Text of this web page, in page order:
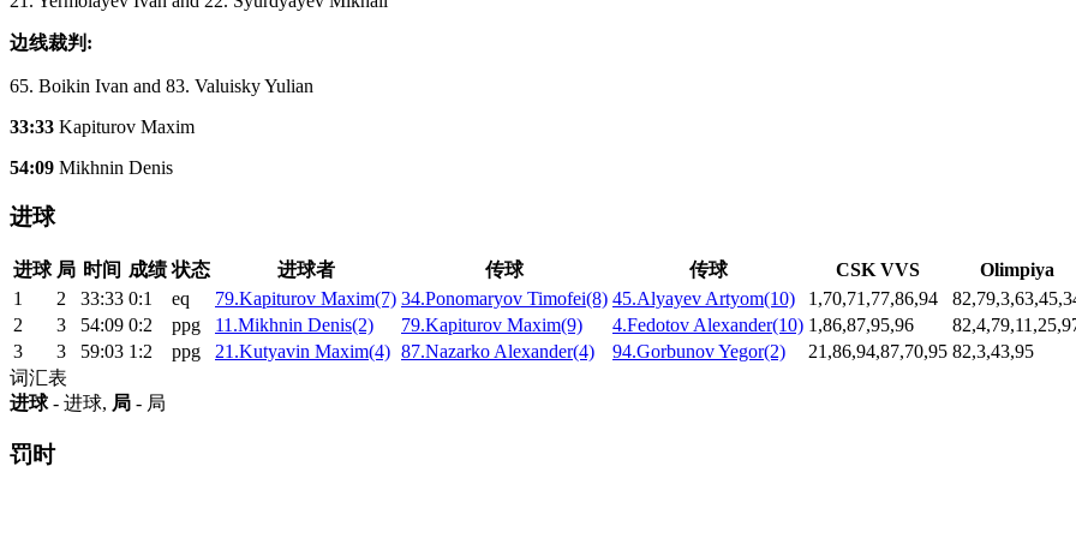
边线裁判:
65. Boikin Ivan and 83. Valuisky Yulian
33:33 Kapiturov Maxim
54:09 Mikhnin Denis
进球
进球 局 时间 成绩 状态 进球者 传球 传球 CSK VVS
Olimpiya
1
2 33:33 0:1 eq 79.Kapiturov Maxim(7) 34.Ponomaryov Timofei(8) 45.Alyayev Artyom(10) 1,70,71,77,86,94
2
3 54:09 0:2 ppg 11.Mikhnin Denis(2) 79.Kapiturov Maxim(9) 4.Fedotov Alexander(10) 1,86,87,95,96
3
3 59:03 1:2 ppg 21.Kutyavin Maxim(4) 87.Nazarko Alexander(4) 94.Gorbunov Yegor(2) 21,86,94,87,70,95 82,3,43,95
词汇表
进球- 进球, 局 - 局
罚时